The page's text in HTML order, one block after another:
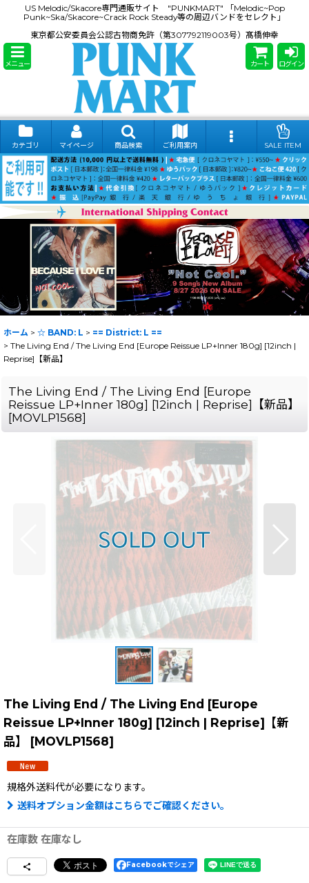
US Melodic/Skacore専門通販サイト "PUNKMART" 「Melodic~Pop
Punk~Ska/Skacore~Crack Rock Steady等の周辺バンドをセレクト」
東京都公安委員会公認古物商免許（第307792119003号）髙橋伸幸
メニュー カート ログイン
カテゴリ マイページ 商品検索 ご利用案内 SALE ITEM
ホーム > ☆ BAND: L > == District: L ==
> The Living End / The Living End [Europe Reissue LP+Inner 180g] [12inch |
Reprise]【新品】
The Living End / The Living End [Europe
Reissue LP+Inner 180g] [12inch | Reprise]【新品】
[MOVLP1568]
The Living End / The Living End [Europe
Reissue LP+Inner 180g] [12inch | Reprise]【新
品】
[MOVLP1568]
規格外送料代が必要になります。
送料オプション金額はこちらでご確認ください。
在庫数 在庫なし
Facebookでシェア